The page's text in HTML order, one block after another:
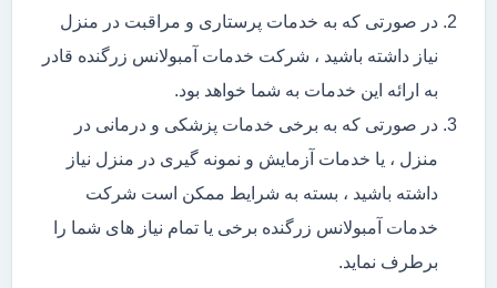
در صورتی که به خدمات پرستاری و مراقبت در منزل
نیاز داشته باشید ، شرکت خدمات آمبولانس زرگنده قادر
به ارائه این خدمات به شما خواهد بود.
در صورتی که به برخی خدمات پزشکی و درمانی در
منزل ، یا خدمات آزمایش و نمونه گیری در منزل نیاز
داشته باشید ، بسته به شرایط ممکن است شرکت
خدمات آمبولانس زرگنده برخی یا تمام نیاز های شما را
برطرف نماید.